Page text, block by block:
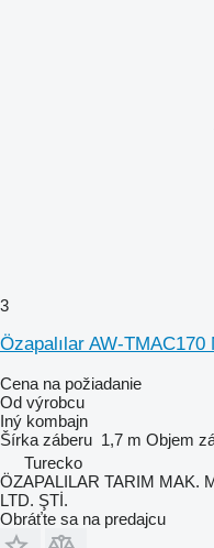
3
Özapalılar AW-
Cena na požiadanie
Od výrobcu
Iný kombajn
Šírka záberu 1,7 m Objem
Turecko
ÖZAPALILAR TARIM MAK.
LTD. ŞTİ.
Obráťte sa na predajcu